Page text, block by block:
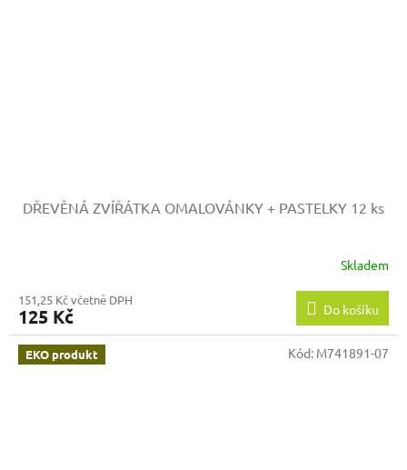
DŘEVĚNÁ ZVÍŘÁTKA OMALOVÁNKY + PASTELKY 12 ks
Skladem
151,25 Kč včetně DPH
125 Kč Do košíku
EKO produkt Kód: M741891-07